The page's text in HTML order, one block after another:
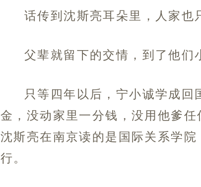
话传到沈斯亮耳朵里，人家也
父辈就留下的交情，到了他们
只等四年以后，宁小诚学成
金，没动家里一分钱，没用他爹
沈斯亮在南京读的是国际关系学
行。